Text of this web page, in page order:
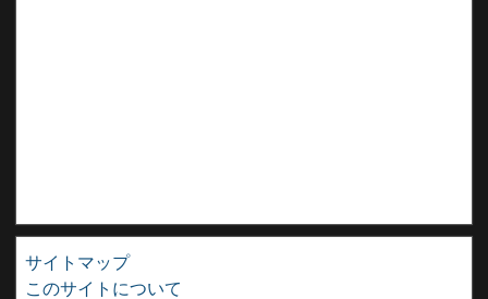
サイトマップ
このサイトについて